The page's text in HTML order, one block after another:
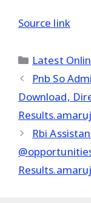
Source link
Categories
Latest
Pnb So
Download,
Rbi